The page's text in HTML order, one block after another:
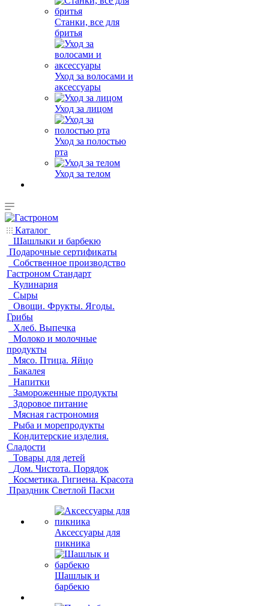
Станки, все для
бритья
Уход за волосами и
аксессуары
Уход за лицом
Уход за полостью
рта
Уход за телом
Каталог
Шашлыки и барбекю
Подарочные сертификаты
Собственное производство
Гастроном Стандарт
Кулинария
Сыры
Овощи. Фрукты. Ягоды.
Грибы
Хлеб. Выпечка
Молоко и молочные
продукты
Мясо. Птица. Яйцо
Бакалея
Напитки
Замороженные продукты
Здоровое питание
Мясная гастрономия
Рыба и морепродукты
Кондитерские изделия.
Сладости
Товары для детей
Дом. Чистота. Порядок
Косметика. Гигиена. Красота
Праздник Светлой Пасхи
Аксессуары для
пикника
Шашлык и
барбекю